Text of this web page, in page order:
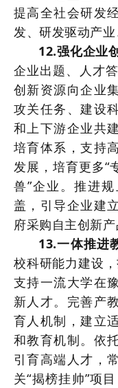
提高全社会研发
发、研发驱动产
12.强化企业
企业出题、人才
创新资源向企业
攻关任务、建设
和上下游企业共
培育体系，支持
发展，培育更多“
兽”企业。推进
盖，引导企业建
府采购自主创新产
13.一体推进
校科研能力建设
支持一流大学在
新人才。完善产
育人机制，建立
和教育机制。依
引育高端人才，
关“揭榜挂帅”项